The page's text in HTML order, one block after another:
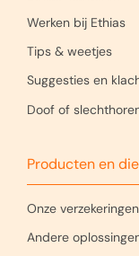
Werken bij Ethias
Tips & weetjes
Suggesties en
Doof of
Producten en
Onze verzekeringen
Andere